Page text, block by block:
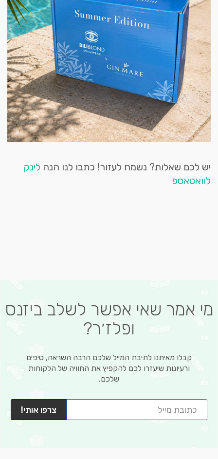
יש לכם שאלות? נשמח לעזור! כתבו לנו הנה לינק
לוואטאספ
מי אמר שאי אפשר לשלב ביזנס
ופלז׳ר?
קבלו מאיתנו לתיבת המייל שלכם הרבה השראה, טיפים
ורעיונות שיעזרו לכם להקפיץ את החוויה של הלקוחות
שלכם.
צרפו אותי!